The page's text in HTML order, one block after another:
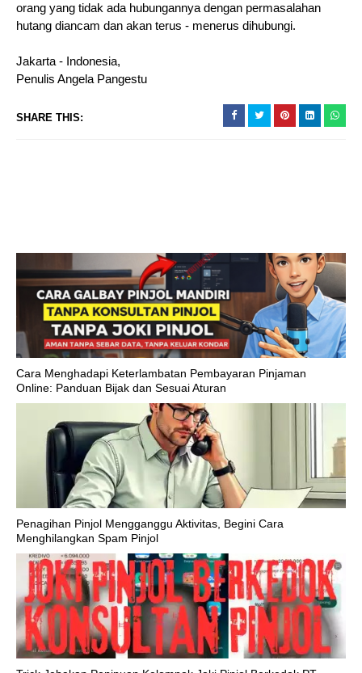
orang yang tidak ada hubungannya dengan permasalahan
hutang diancam dan akan terus - menerus dihubungi.
Jakarta - Indonesia,
Penulis Angela Pangestu
SHARE THIS:
Cara Menghadapi Keterlambatan Pembayaran Pinjaman
Online: Panduan Bijak dan Sesuai Aturan
Penagihan Pinjol Mengganggu Aktivitas, Begini Cara
Menghilangkan Spam Pinjol